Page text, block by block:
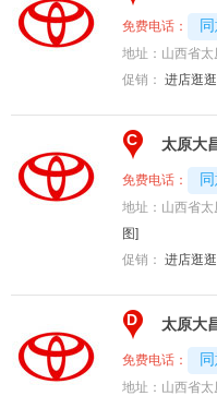
免费电话：
地址： 山西省
促销： 进店逛逛
C 太原大
免费电话：
地址： 山西省
图]
促销： 进店逛逛
D 太原大
免费电话：
地址： 山西省